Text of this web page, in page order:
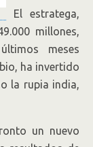
El estratega,
millones,
meses
ha invertido
la rupia india,
un nuevo